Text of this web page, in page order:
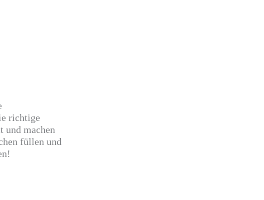
richtige
und machen
füllen und